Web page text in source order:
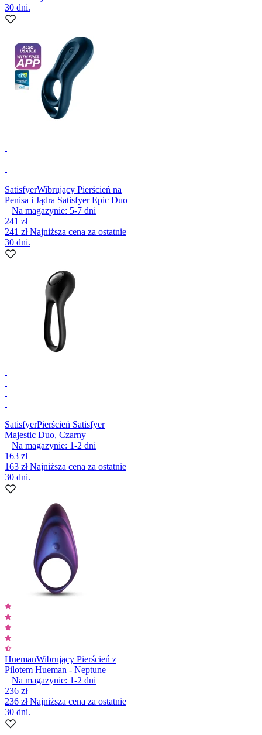
30 dni.
SatisfyerWibrujący Pierścień na
Penisa i Jądra Satisfyer Epic Duo
Na magazynie: 5-7 dni
241 zł
241 złNajniższa cena za ostatnie
30 dni.
SatisfyerPierścień Satisfyer
Majestic Duo, Czarny
Na magazynie: 1-2 dni
163 zł
163 złNajniższa cena za ostatnie
30 dni.
HuemanWibrujący Pierścień z
Pilotem Hueman - Neptune
Na magazynie: 1-2 dni
236 zł
236 złNajniższa cena za ostatnie
30 dni.